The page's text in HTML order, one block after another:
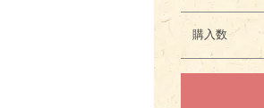
購入数